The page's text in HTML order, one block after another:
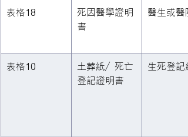
表格18
死因醫學證明
書
醫生或醫
表格10
土葬紙／死亡
登記證明書
生死登記